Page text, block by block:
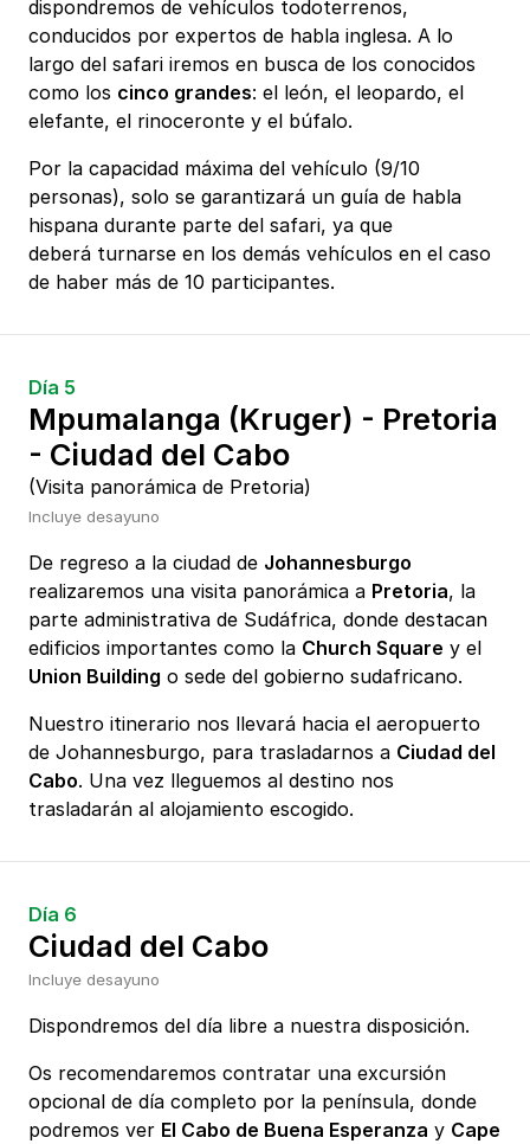
dispondremos de vehículos todoterrenos,
conducidos por expertos de habla inglesa. A lo
largo del safari iremos en busca de los conocidos
como los cinco grandes: el león, el leopardo, el
elefante, el rinoceronte y el búfalo.
Por la capacidad máxima del vehículo (9/10
personas), solo se garantizará un guía de habla
hispana durante parte del safari, ya que
deberá turnarse en los demás vehículos en el caso
de haber más de 10 participantes.
Día 5
Mpumalanga (Kruger) - Pretoria
- Ciudad del Cabo
(Visita panorámica de Pretoria)
Incluye desayuno
De regreso a la ciudad de Johannesburgo
realizaremos una visita panorámica a Pretoria, la
parte administrativa de Sudáfrica, donde destacan
edificios importantes como la Church Square y el
Union Building o sede del gobierno sudafricano.
Nuestro itinerario nos llevará hacia el aeropuerto
de Johannesburgo, para trasladarnos a Ciudad del
Cabo. Una vez lleguemos al destino nos
trasladarán al alojamiento escogido.
Día 6
Ciudad del Cabo
Incluye desayuno
Dispondremos del día libre a nuestra disposición.
Os recomendaremos contratar una excursión
opcional de día completo por la península, donde
podremos ver El Cabo de Buena Esperanza y Cape